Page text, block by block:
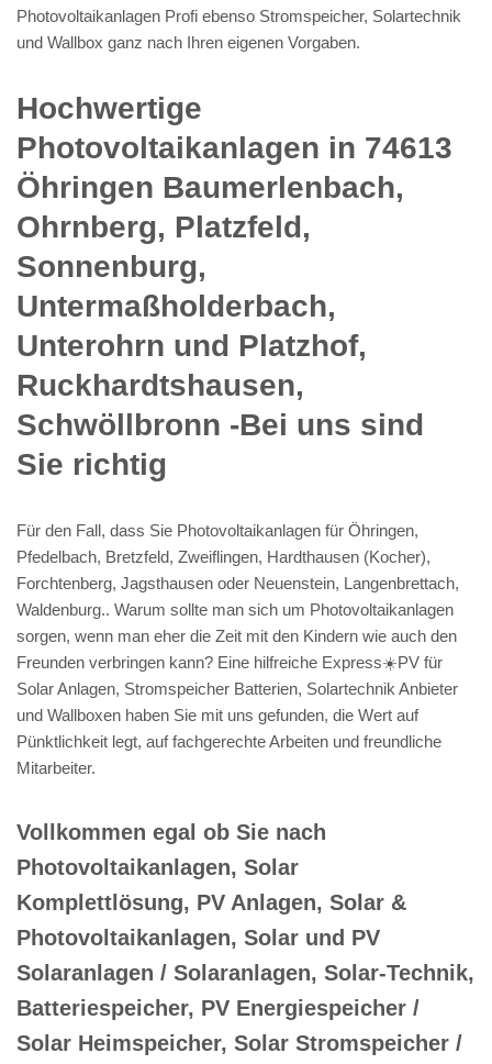
Photovoltaikanlagen Profi ebenso Stromspeicher, Solartechnik
und Wallbox ganz nach Ihren eigenen Vorgaben.
Hochwertige
Photovoltaikanlagen in 74613
Öhringen Baumerlenbach,
Ohrnberg, Platzfeld,
Sonnenburg,
Untermaßholderbach,
Unterohrn und Platzhof,
Ruckhardtshausen,
Schwöllbronn -Bei uns sind
Sie richtig
Für den Fall, dass Sie Photovoltaikanlagen für Öhringen,
Pfedelbach, Bretzfeld, Zweiflingen, Hardthausen (Kocher),
Forchtenberg, Jagsthausen oder Neuenstein, Langenbrettach,
Waldenburg.. Warum sollte man sich um Photovoltaikanlagen
sorgen, wenn man eher die Zeit mit den Kindern wie auch den
Freunden verbringen kann? Eine hilfreiche Express☀️PV️ für
Solar Anlagen, Stromspeicher Batterien, Solartechnik Anbieter
und Wallboxen haben Sie mit uns gefunden, die Wert auf
Pünktlichkeit legt, auf fachgerechte Arbeiten und freundliche
Mitarbeiter.
Vollkommen egal ob Sie nach
Photovoltaikanlagen, Solar
Komplettlösung, PV Anlagen, Solar &
Photovoltaikanlagen, Solar und PV
Solaranlagen / Solaranlagen, Solar-Technik,
Batteriespeicher, PV Energiespeicher /
Solar Heimspeicher, Solar Stromspeicher /